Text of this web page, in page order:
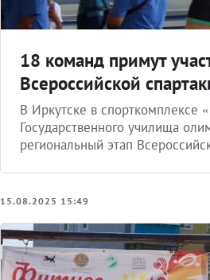
18 команд примут
Всероссийской
В Иркутске в спорткомплексе
Государственного училища
региональный этап
15.08.2025 15:49